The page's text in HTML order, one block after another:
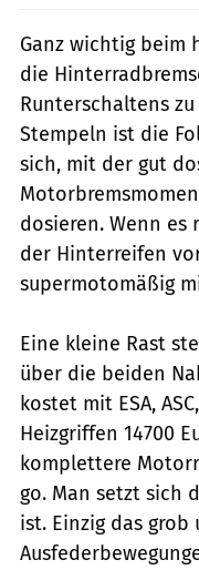
Ganz wichtig beim
die
Runterschaltens
Stempeln ist die
sich, mit der gut
dosieren. Wenn
der Hinterreifen
supermotomäßig
Eine kleine Rast
über die beiden
kostet mit ESA,
Heizgriffen 14700
komplettere
go. Man setzt sich
ist. Einzig das